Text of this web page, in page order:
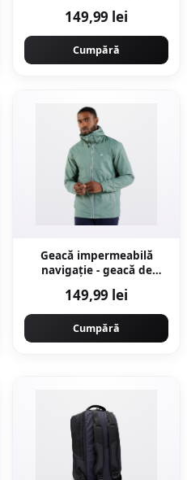
149,99 lei
Cumpără
Geacă impermeabilă
navigație - geacă de
100 Kaki
149,99 lei
Cumpără